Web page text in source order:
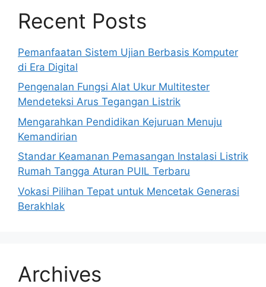
Recent Posts
Pemanfaatan Sistem Ujian Berbasis Komputer
di Era Digital
Pengenalan Fungsi Alat Ukur Multitester
Mendeteksi Arus Tegangan Listrik
Mengarahkan Pendidikan Kejuruan Menuju
Kemandirian
Standar Keamanan Pemasangan Instalasi Listrik
Rumah Tangga Aturan PUIL Terbaru
Vokasi Pilihan Tepat untuk Mencetak Generasi
Berakhlak
Archives